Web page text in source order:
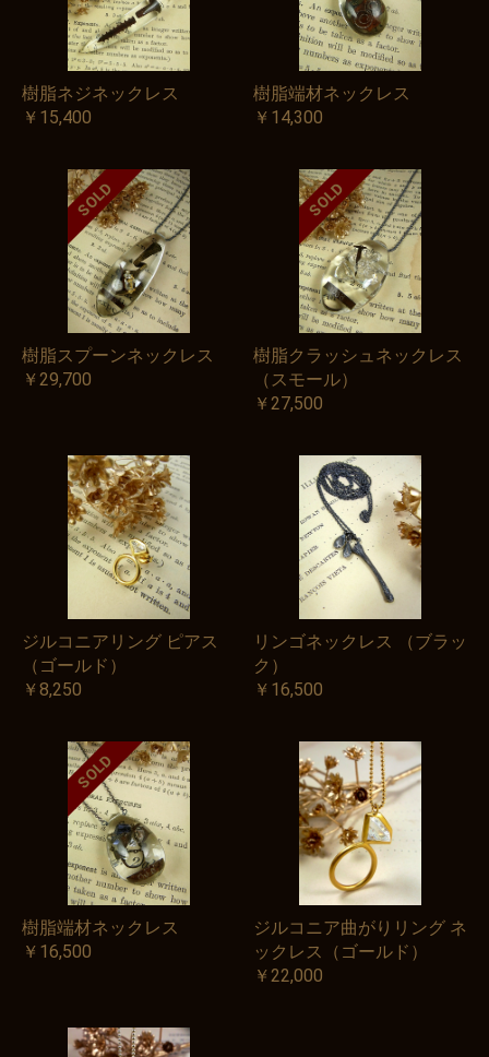
樹脂ネジネックレス
￥15,400
樹脂端材ネックレス
￥14,300
SOLD
樹脂スプーンネックレス
￥29,700
SOLD
樹脂クラッシュネックレス
（スモール）
￥27,500
ジルコニアリング ピアス
（ゴールド）
￥8,250
リンゴネックレス （ブラッ
ク）
￥16,500
SOLD
樹脂端材ネックレス
￥16,500
ジルコニア曲がりリング ネ
ックレス（ゴールド）
￥22,000
カートへ進む